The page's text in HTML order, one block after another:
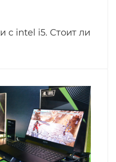
с intel i5. Стоит ли